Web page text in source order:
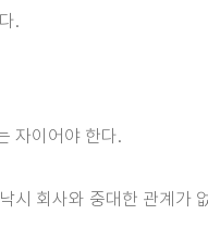
.
자이어야 한다.
회사와 중대한 관계가